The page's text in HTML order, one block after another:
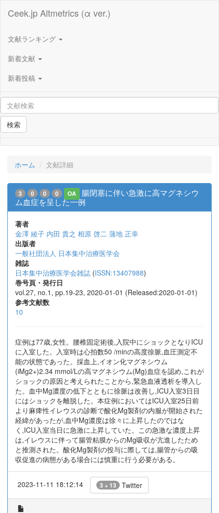
Ceek.jp Altmetrics (α ver.)
文献ランキング
新着文献
新着投稿
検索
ホーム 文献詳細
3 0 0 0 OA
腸閉塞に伴い急激に高マグネシウ
ム血症を呈した一例
著者
金澤 綾子 内田 貴之 相原 啓二 蒲地 正幸
出版者
一般社団法人 日本集中治療医学会
雑誌
日本集中治療医学会雑誌 (ISSN:13407988)
巻号頁・発行日
vol.27, no.1, pp.19-23, 2020-01-01 (Released:2020-01-01)
参考文献数
10
症例は77歳,女性。腰椎固定術後,入院中にショックとなりICU
に入室した。入室時は心拍数50 /minの高度徐脈,血圧測定不
能の状態であった。採血上,イオン化マグネシウム
(iMg2+)2.34 mmol/Lの高マグネシウム(Mg)血症を認め,これが
ショックの原因と考えられたことから,緊急血液透析を導入し
た。血中Mg濃度の低下とともに徐脈は改善し,ICU入室3日目
にはショックを離脱した。本症例においてはICU入室25日前
より麻痺性イレウスの診断で酸化Mg製剤の内服が開始された
経緯があったが,血中Mg濃度は徐々に上昇したのではな
く,ICU入室当日に急激に上昇していた。この急激な濃度上昇
は,イレウスに伴って腸管粘膜からのMg吸収が亢進したため
と推測された。酸化Mg製剤の投与に際しては,腸管からの吸
収促進の病態がある場合には慎重に行う必要がある。
2023-11-11 18:12:14 3 + 13 Twitter